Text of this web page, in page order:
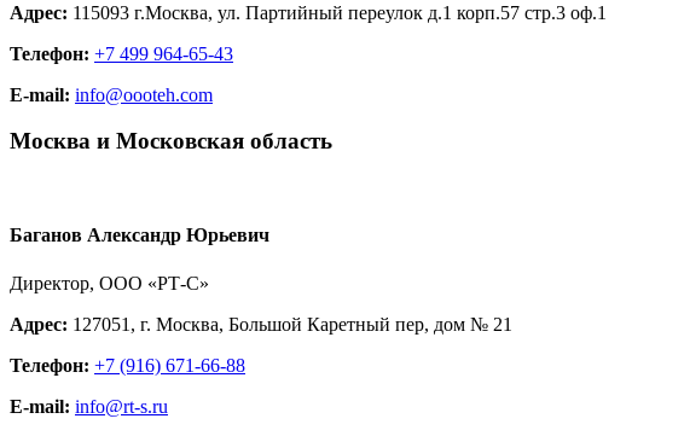
Адрес: 115093 г.Москва, ул. Партийный переулок д.1 корп.57 стр.3 оф.1
Телефон: +7 499 964-65-43
E-mail: info@oooteh.com
Москва и Московская область
Баганов Александр Юрьевич
Директор, ООО «РТ-С»
Адрес: 127051, г. Москва, Большой Каретный пер, дом № 21
Телефон: +7 (916) 671-66-88
E-mail: info@rt-s.ru